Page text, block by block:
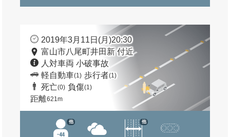
2019年3月11日(月)20:30
富山市八尾町井田新 付近
人対車両 小破事故
軽自動車(1) 歩行者(1)
死亡(0) 負傷(1)
距離621m
他 他